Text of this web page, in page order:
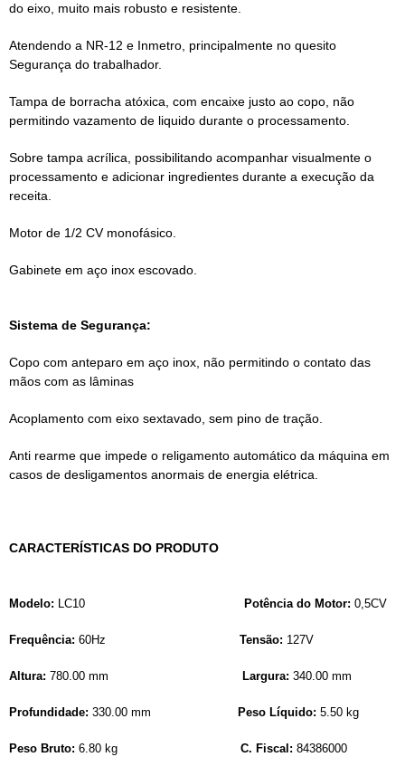
do eixo, muito mais robusto e resistente.
Atendendo a NR-12 e Inmetro, principalmente no quesito
Segurança do trabalhador.
Tampa de borracha atóxica, com encaixe justo ao copo, não
permitindo vazamento de liquido durante o processamento.
Sobre tampa acrílica, possibilitando acompanhar visualmente o
processamento e adicionar ingredientes durante a execução da
receita.
Motor de 1/2 CV monofásico.
Gabinete em aço inox escovado.
Sistema de Segurança:
Copo com anteparo em aço inox, não permitindo o contato das
mãos com as lâminas
Acoplamento com eixo sextavado, sem pino de tração.
Anti rearme que impede o religamento automático da máquina em
casos de desligamentos anormais de energia elétrica.
CARACTERÍSTICAS DO PRODUTO
Modelo: LC10 Potência do Motor: 0,5CV
Frequência: 60Hz Tensão: 127V
Altura: 780.00 mm Largura: 340.00 mm
Profundidade: 330.00 mm Peso Líquido: 5.50 kg
Peso Bruto: 6.80 kg C. Fiscal: 84386000